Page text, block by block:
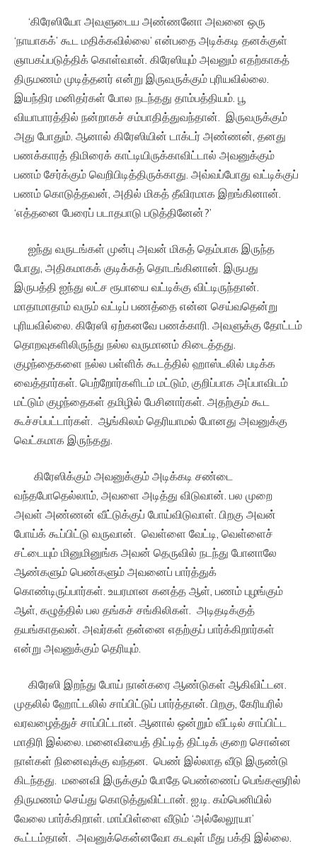
‘கிரேஸியோ அவளுடைய அண்ணனோ அவனை ஒரு
‘நாயாகக்’ கூட மதிக்கவில்லை’ என்பதை அடிக்கடி தனக்குள்
ஞாபகப்படுத்திக் கொள்வான். கிரேஸியும் அவனும் எதற்காகத்
திருமணம் முடித்தனர் என்று இருவருக்கும் புரியவில்லை.
இயந்திர மனிதர்கள் போல நடந்தது தாம்பத்தியம். பூ
வியாபாரத்தில் நன்றாகச் சம்பாதித்துவந்தான். இருவருக்கும்
அது போதும். ஆனால் கிரேஸியின் டாக்டர் அண்ணன், தனது
பணக்காரத் திமிரைக் காட்டியிருக்காவிட்டால் அவனுக்கும்
பணம் சேர்க்கும் வெறிபிடித்திருக்காது. அவ்வப்போது வட்டிக்குப்
பணம் கொடுத்தவன், அதில் மிகத் தீவிரமாக இறங்கினான்.
‘எத்தனை பேரைப் படாதபாடு படுத்தினேன்?’
ஐந்து வருடங்கள் முன்பு அவன் மிகத் தெம்பாக இருந்த
போது, அதிகமாகக் குடிக்கத் தொடங்கினான். இருபது
இருபத்தி ஐந்து லட்ச ரூபாயை வட்டிக்கு விட்டிருந்தான்.
மாதாமாதாம் வரும் வட்டிப் பணத்தை என்ன செய்வதென்று
புரியவில்லை. கிரேஸி ஏற்கனவே பணக்காரி. அவளுக்கு தோட்டம்
தொறவுகளிலிருந்து நல்ல வருமானம் கிடைத்தது.
குழந்தைகளை நல்ல பள்ளிக் கூடத்தில் ஹாஸ்டலில் படிக்க
வைத்தார்கள். பெற்றோர்களிடம் மட்டும், குறிப்பாக அப்பாவிடம்
மட்டும் குழந்தைகள் தமிழில் பேசினார்கள். அதற்கும் கூட
கூச்சப்பட்டார்கள். ஆங்கிலம் தெரியாமல் போனது அவனுக்கு
வெட்கமாக இருந்தது.
கிரேஸிக்கும் அவனுக்கும் அடிக்கடி சண்டை
வந்தபோதெல்லாம், அவளை அடித்து விடுவான். பல முறை
அவள் அண்ணன் வீட்டுக்குப் போய்விடுவாள். பிறகு அவன்
போய்க் கூப்பிட்டு வருவான். வெள்ளை வேட்டி, வெள்ளைச்
சட்டையும் மினுமினுங்க அவன் தெருவில் நடந்து போனாலே
ஆண்களும் பெண்களும் அவனைப் பார்த்துக்
கொண்டிருப்பார்கள். உயரமான கனத்த ஆள், பணம் புழங்கும்
ஆள், கழுத்தில் பல தங்கச் சங்கிலிகள். அடிதடிக்குத்
தயங்காதவன். அவர்கள் தன்னை எதற்குப் பார்க்கிறார்கள்
என்று அவனுக்கும் தெரியும்.
கிரேஸி இறந்து போய் நான்கரை ஆண்டுகள் ஆகிவிட்டன.
முதலில் ஹோட்டலில் சாப்பிட்டுப் பார்த்தான். பிறகு, கேரியரில்
வரவழைத்துச் சாப்பிட்டான். ஆனால் ஒன்றும் வீட்டில் சாப்பிட்ட
மாதிரி இல்லை. மனைவியைத் திட்டித் திட்டிக் குறை சொன்ன
நாள்கள் நினைவுக்கு வந்தன. பெண் இல்லாத வீடு இருண்டு
கிடந்தது. மனைவி இருக்கும் போதே பெண்ணைப் பெங்களூரில்
திருமணம் செய்து கொடுத்துவிட்டான். ஐ.டி. கம்பெனியில்
வேலை பார்க்கிறாள். மாப்பிள்ளை வீடும் ‘அல்லேலூயா’
கூட்டம்தான். அவனுக்கென்னவோ கடவுள் மீது பக்தி இல்லை.